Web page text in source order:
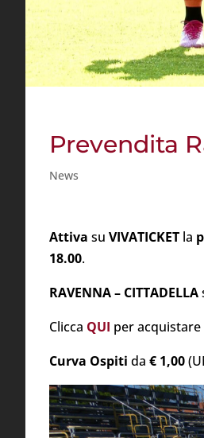
Prevendita
News
Attiva su VIVATICKET la
18.00.
RAVENNA – CITTADELLA
Clicca QUI per acquistare
Curva Ospiti da € 1,00